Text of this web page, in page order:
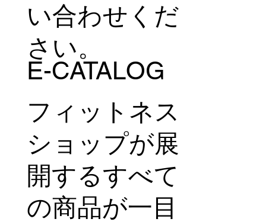
い合わせくだ
さい。
E-CATALOG
フィットネス
ショップが展
開するすべて
の商品が一目